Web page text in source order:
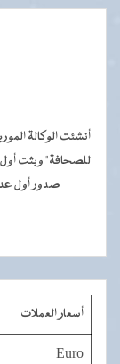
للصحافة" وبثت أول
صدور أول
أسعار العملات
Euro